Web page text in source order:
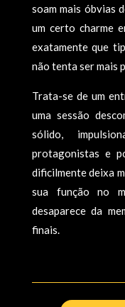
soam mais óbvias
um certo charme
exatamente que
não tenta ser mais
Trata-se de um
uma sessão
sólido,
protagonistas e
dificilmente deixa
sua função no
desaparece da
finais.